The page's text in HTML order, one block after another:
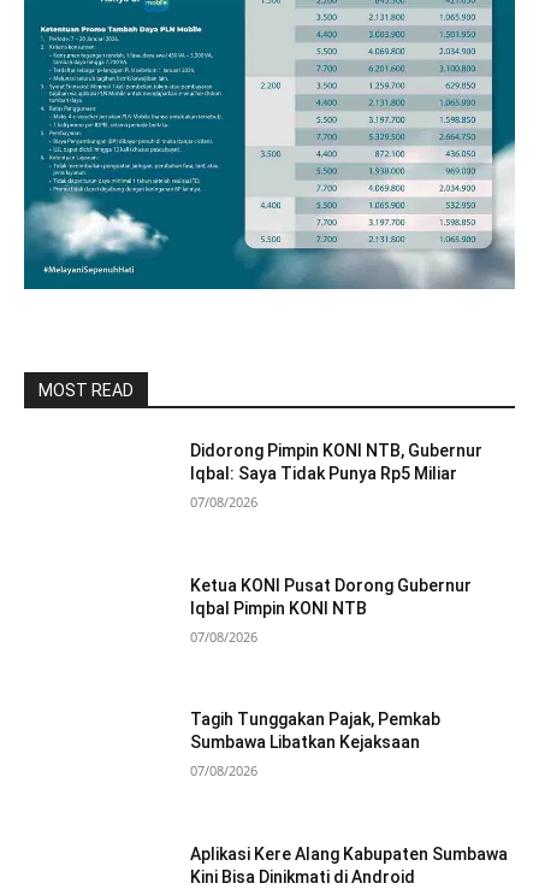
MOST READ
Didorong Pimpin KONI NTB, Gubernur
Iqbal: Saya Tidak Punya Rp5 Miliar
07/08/2026
Ketua KONI Pusat Dorong Gubernur
Iqbal Pimpin KONI NTB
07/08/2026
Tagih Tunggakan Pajak, Pemkab
Sumbawa Libatkan Kejaksaan
07/08/2026
Aplikasi Kere Alang Kabupaten Sumbawa
Kini Bisa Dinikmati di Android